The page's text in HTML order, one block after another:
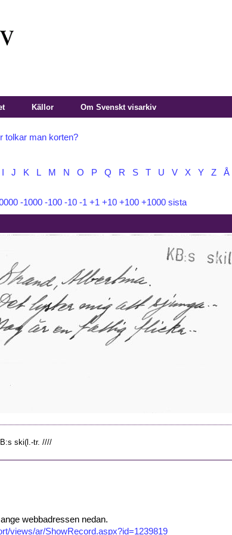
Källor Om Svenskt visarkiv
tolkar man korten?
J K L M N O P Q R S T U V X Y Z Å
-1000 -100 -10 -1 +1 +10 +100 +1000 sista
ski(l.-tr. ////
webbadressen nedan.
views/ar/ShowRecord.aspx?id=1239819